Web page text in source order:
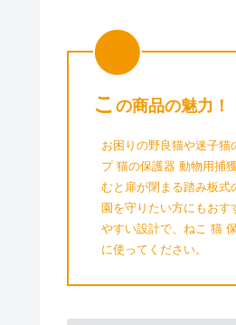
こ の商品の魅力！
お困りの野良猫や迷子
プ 猫の保護器 動物用捕
むと扉が閉まる踏み板式
園を守りたい方にもおす
やすい設計で、ねこ 猫
に使ってください。